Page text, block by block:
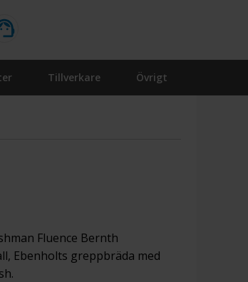
Tillverkare Övrigt
Fluence Bernth
Ebenholts greppbräda med